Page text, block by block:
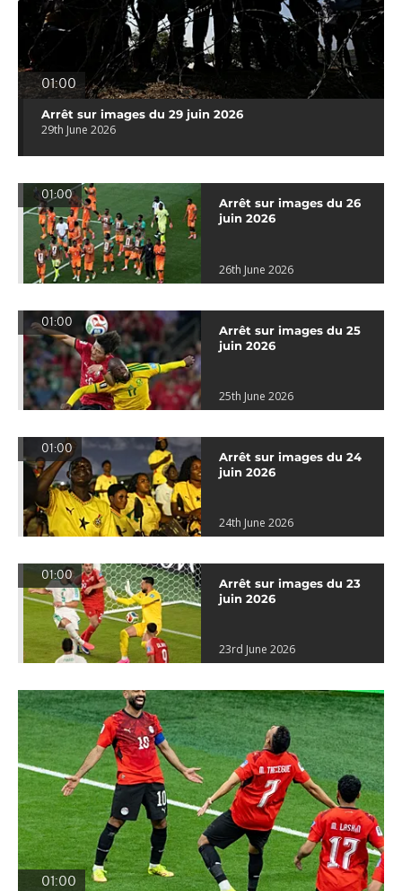
01:00
Arrêt sur images du 29 juin 2026
29th June 2026
01:00
Arrêt sur images du 26
juin 2026
26th June 2026
01:00
Arrêt sur images du 25
juin 2026
25th June 2026
01:00
Arrêt sur images du 24
juin 2026
24th June 2026
01:00
Arrêt sur images du 23
juin 2026
23rd June 2026
01:00